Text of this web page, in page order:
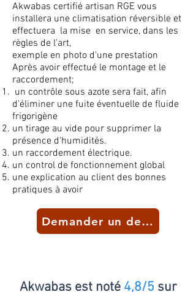
Akwabas est noté 4,8/5 sur
Akwabas certifié artisan RGE vous
installera une climatisation réversible et
effectuera la mise en service, dans les
règles de l'art,
exemple en photo d'une prestation
Après avoir effectué le montage et le
raccordement;
un contrôle sous azote sera fait, afin
d'éliminer une fuite éventuelle de fluide
frigorigène
un tirage au vide pour supprimer la
présence d'humidités.
un raccordement électrique.
un control de fonctionnement global
une explication au client des bonnes
pratiques à avoir
Demander un devis